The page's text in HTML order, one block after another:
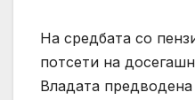
На средбата со
потсети на
Владата